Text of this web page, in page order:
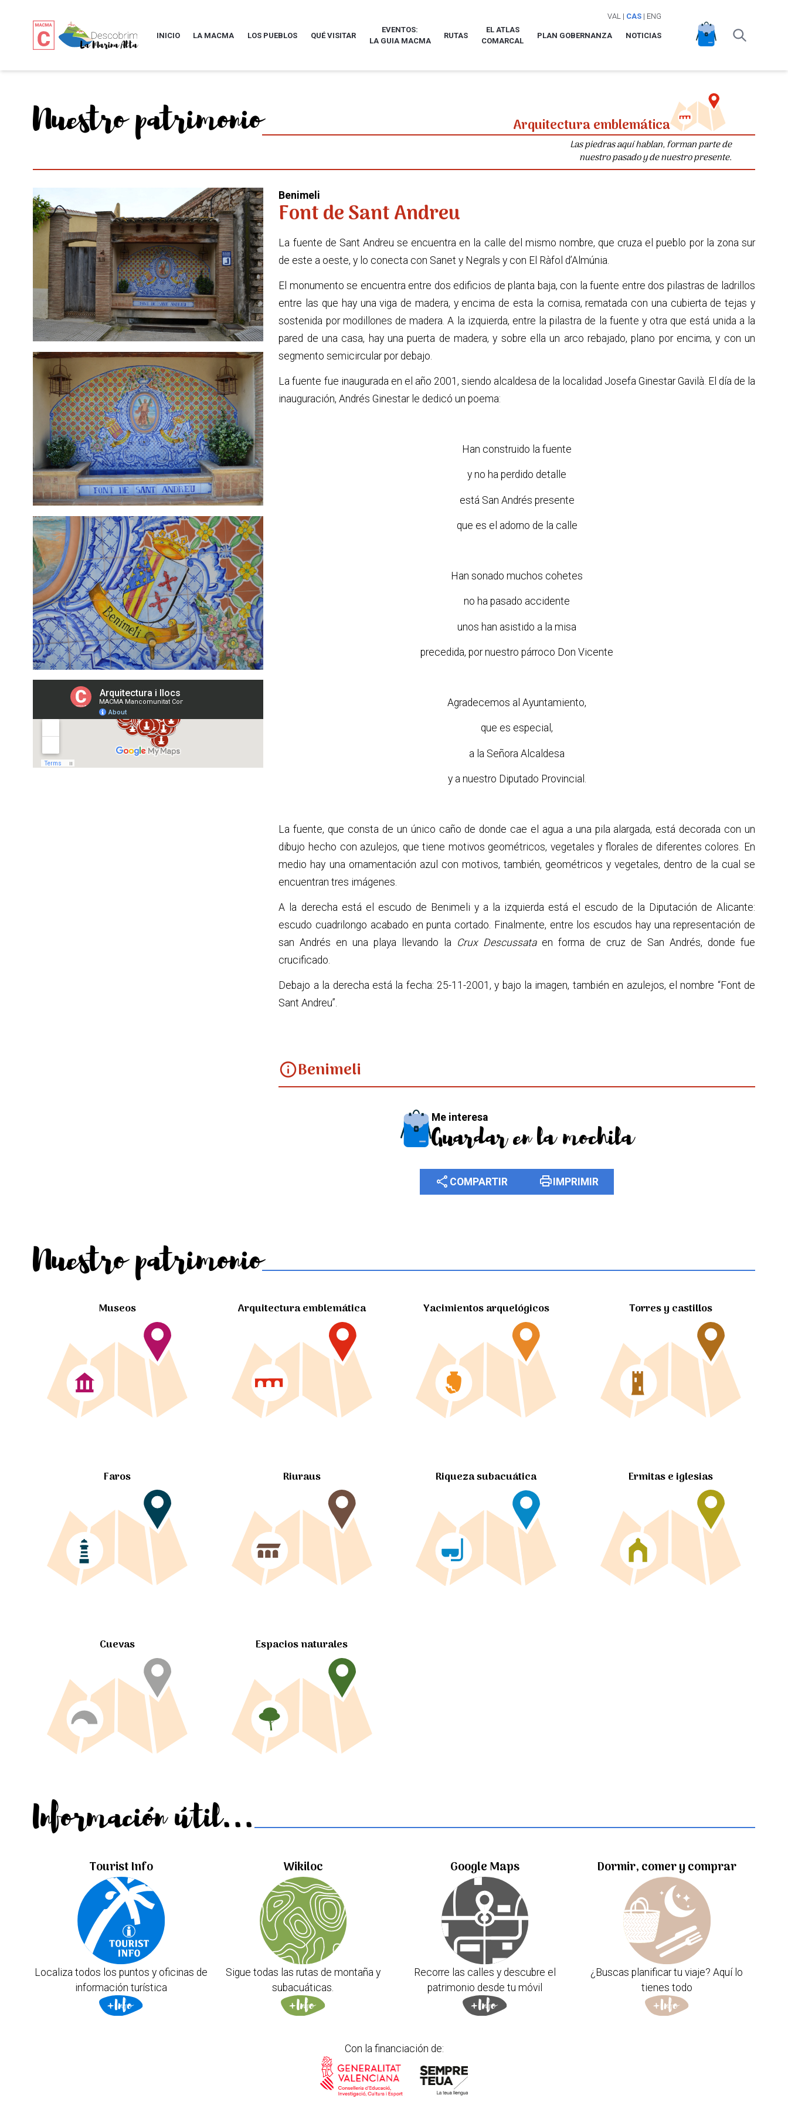
VAL | CAS| ENG
INICIO LA MACMA LOS PUEBLOS QUÉ VISITAR
EVENTOS:
LA GUIA MACMA
RUTAS
EL ATLAS
COMARCAL
PLAN GOBERNANZA NOTICIAS
Nuestro patrimonio Arquitectura emblemática
Las piedras aquí hablan, forman parte de
nuestro pasado y de nuestro presente.
Benimeli
Font de Sant Andreu
La fuente de Sant Andreu se encuentra en la calle del mismo nombre, que cruza el pueblo por la zona sur
de este a oeste, y lo conecta con Sanet y Negrals y con El Ràfol d’Almúnia.
El monumento se encuentra entre dos edificios de planta baja, con la fuente entre dos pilastras de ladrillos
entre las que hay una viga de madera, y encima de esta la cornisa, rematada con una cubierta de tejas y
sostenida por modillones de madera. A la izquierda, entre la pilastra de la fuente y otra que está unida a la
pared de una casa, hay una puerta de madera, y sobre ella un arco rebajado, plano por encima, y con un
segmento semicircular por debajo.
La fuente fue inaugurada en el año 2001, siendo alcaldesa de la localidad Josefa Ginestar Gavilà. El día de la
inauguración, Andrés Ginestar le dedicó un poema:
Han construido la fuente
y no ha perdido detalle
está San Andrés presente
que es el adorno de la calle
Han sonado muchos cohetes
no ha pasado accidente
unos han asistido a la misa
precedida, por nuestro párroco Don Vicente
Agradecemos al Ayuntamiento,
que es especial,
a la Señora Alcaldesa
y a nuestro Diputado Provincial.
La fuente, que consta de un único caño de donde cae el agua a una pila alargada, está decorada con un
dibujo hecho con azulejos, que tiene motivos geométricos, vegetales y florales de diferentes colores. En
medio hay una ornamentación azul con motivos, también, geométricos y vegetales, dentro de la cual se
encuentran tres imágenes.
A la derecha está el escudo de Benimeli y a la izquierda está el escudo de la Diputación de Alicante:
escudo cuadrilongo acabado en punta cortado. Finalmente, entre los escudos hay una representación de
san Andrés en una playa llevando la Crux Descussataen forma de cruz de San Andrés, donde fue
crucificado.
Debajo a la derecha está la fecha: 25-11-2001, y bajo la imagen, también en azulejos, el nombre “Font de
Sant Andreu”.
infoBenimeli
Me interesa
Guardar en la mochila
share COMPARTIR print IMPRIMIR
Nuestro patrimonio
Museos Arquitectura emblemática Yacimientos arquelógicos Torres y castillos
Faros Riuraus Riqueza subacuática Ermitas e iglesias
Cuevas Espacios naturales
Información útil...
Tourist Info
Localiza todos los puntos y oficinas de
información turística
Wikiloc
Sigue todas las rutas de montaña y
subacuáticas.
Google Maps
Recorre las calles y descubre el
patrimonio desde tu móvil
Dormir, comer y comprar
¿Buscas planificar tu viaje? Aquí lo
tienes todo
Con la financiación de: